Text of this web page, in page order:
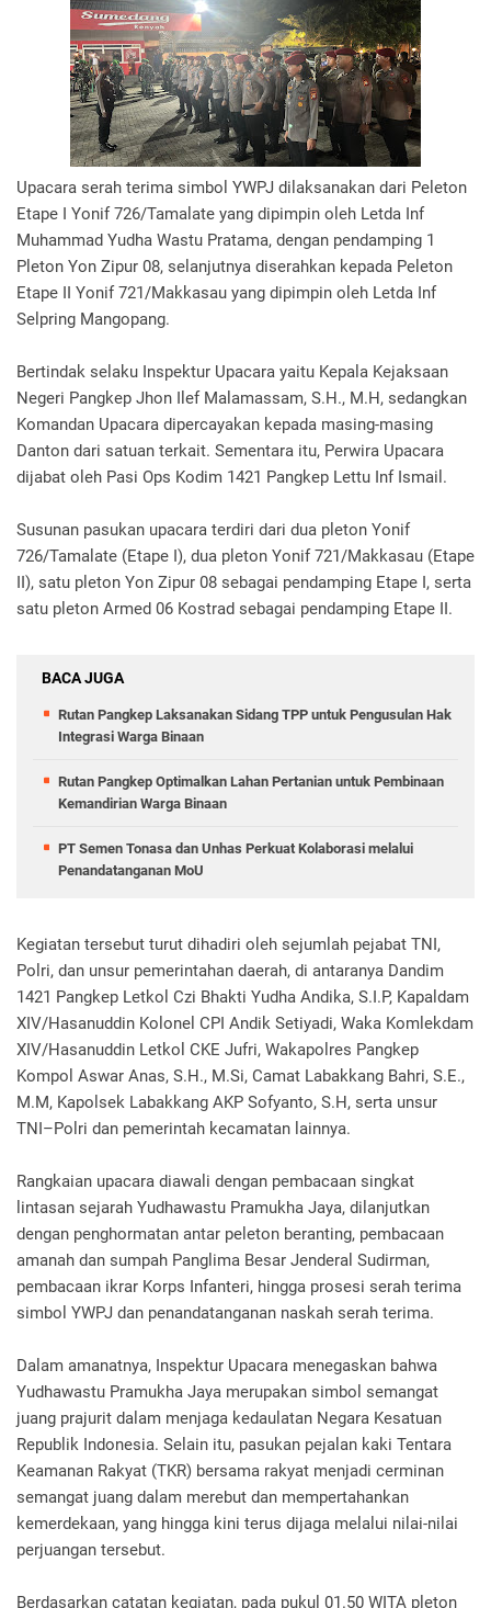
Upacara serah terima simbol YWPJ dilaksanakan dari Peleton
Etape I Yonif 726/Tamalate yang dipimpin oleh Letda Inf
Muhammad Yudha Wastu Pratama, dengan pendamping 1
Pleton Yon Zipur 08, selanjutnya diserahkan kepada Peleton
Etape II Yonif 721/Makkasau yang dipimpin oleh Letda Inf
Selpring Mangopang.
Bertindak selaku Inspektur Upacara yaitu Kepala Kejaksaan
Negeri Pangkep Jhon Ilef Malamassam, S.H., M.H, sedangkan
Komandan Upacara dipercayakan kepada masing-masing
Danton dari satuan terkait. Sementara itu, Perwira Upacara
dijabat oleh Pasi Ops Kodim 1421 Pangkep Lettu Inf Ismail.
Susunan pasukan upacara terdiri dari dua pleton Yonif
726/Tamalate (Etape I), dua pleton Yonif 721/Makkasau (Etape
II), satu pleton Yon Zipur 08 sebagai pendamping Etape I, serta
satu pleton Armed 06 Kostrad sebagai pendamping Etape II.
BACA JUGA
Rutan Pangkep Laksanakan Sidang TPP untuk Pengusulan Hak
Integrasi Warga Binaan
Rutan Pangkep Optimalkan Lahan Pertanian untuk Pembinaan
Kemandirian Warga Binaan
PT Semen Tonasa dan Unhas Perkuat Kolaborasi melalui
Penandatanganan MoU
Kegiatan tersebut turut dihadiri oleh sejumlah pejabat TNI,
Polri, dan unsur pemerintahan daerah, di antaranya Dandim
1421 Pangkep Letkol Czi Bhakti Yudha Andika, S.I.P, Kapaldam
XIV/Hasanuddin Kolonel CPI Andik Setiyadi, Waka Komlekdam
XIV/Hasanuddin Letkol CKE Jufri, Wakapolres Pangkep
Kompol Aswar Anas, S.H., M.Si, Camat Labakkang Bahri, S.E.,
M.M, Kapolsek Labakkang AKP Sofyanto, S.H, serta unsur
TNI–Polri dan pemerintah kecamatan lainnya.
Rangkaian upacara diawali dengan pembacaan singkat
lintasan sejarah Yudhawastu Pramukha Jaya, dilanjutkan
dengan penghormatan antar peleton beranting, pembacaan
amanah dan sumpah Panglima Besar Jenderal Sudirman,
pembacaan ikrar Korps Infanteri, hingga prosesi serah terima
simbol YWPJ dan penandatanganan naskah serah terima.
Dalam amanatnya, Inspektur Upacara menegaskan bahwa
Yudhawastu Pramukha Jaya merupakan simbol semangat
juang prajurit dalam menjaga kedaulatan Negara Kesatuan
Republik Indonesia. Selain itu, pasukan pejalan kaki Tentara
Keamanan Rakyat (TKR) bersama rakyat menjadi cerminan
semangat juang dalam merebut dan mempertahankan
kemerdekaan, yang hingga kini terus dijaga melalui nilai-nilai
perjuangan tersebut.
Berdasarkan catatan kegiatan, pada pukul 01.50 WITA pleton